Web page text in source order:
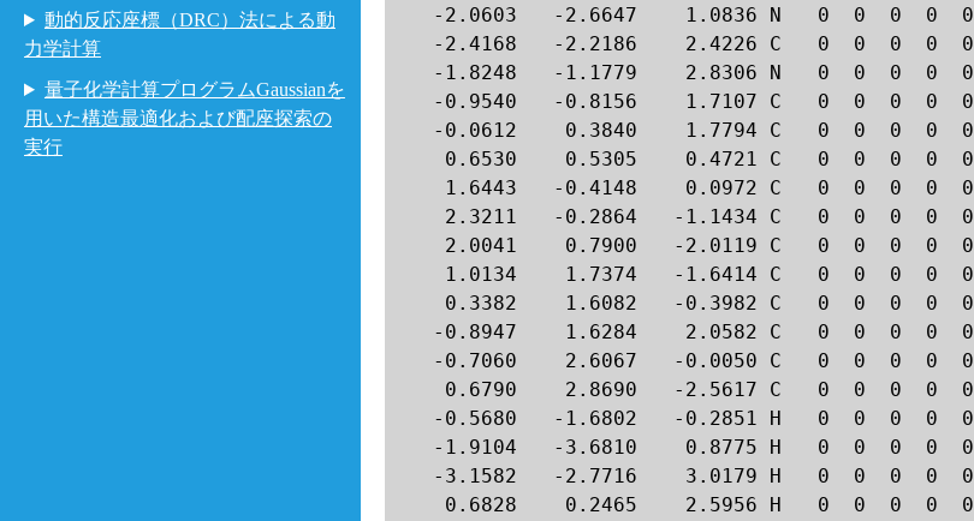
動的反応座標（DRC）法による動
力学計算
量子化学計算プログラムGaussianを
用いた構造最適化および配座探索の
実行
   -2.0603   -2.6647    1.0836 N   0  0  0  0  0
   -2.4168   -2.2186    2.4226 C   0  0  0  0  0
   -1.8248   -1.1779    2.8306 N   0  0  0  0  0
   -0.9540   -0.8156    1.7107 C   0  0  0  0  0
   -0.0612    0.3840    1.7794 C   0  0  0  0  0
    0.6530    0.5305    0.4721 C   0  0  0  0  0
    1.6443   -0.4148    0.0972 C   0  0  0  0  0
    2.3211   -0.2864   -1.1434 C   0  0  0  0  0
    2.0041    0.7900   -2.0119 C   0  0  0  0  0
    1.0134    1.7374   -1.6414 C   0  0  0  0  0
    0.3382    1.6082   -0.3982 C   0  0  0  0  0
   -0.8947    1.6284    2.0582 C   0  0  0  0  0
   -0.7060    2.6067   -0.0050 C   0  0  0  0  0
    0.6790    2.8690   -2.5617 C   0  0  0  0  0
   -0.5680   -1.6802   -0.2851 H   0  0  0  0  0
   -1.9104   -3.6810    0.8775 H   0  0  0  0  0
   -3.1582   -2.7716    3.0179 H   0  0  0  0  0
    0.6828    0.2465    2.5956 H   0  0  0  0  0